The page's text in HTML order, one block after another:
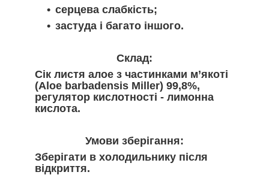
серцева слабкість;
застуда і багато іншого.
Склад:
Сік листя алое з частинками м’якоті
(Aloe barbadensis Miller) 99,8%,
регулятор кислотності - лимонна
кислота.
Умови зберігання:
Зберігати в холодильнику після
відкриття.